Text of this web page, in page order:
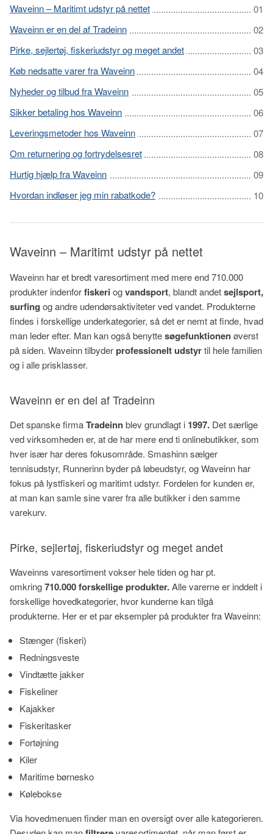
Waveinn – Maritimt udstyr på nettet
Waveinn er en del af Tradeinn
Pirke, sejlertøj, fiskeriudstyr og meget andet
Køb nedsatte varer fra Waveinn
Nyheder og tilbud fra Waveinn
Sikker betaling hos Waveinn
Leveringsmetoder hos Waveinn
Om returnering og fortrydelsesret
Hurtig hjælp fra Waveinn
Hvordan indløser jeg min rabatkode?
Waveinn – Maritimt udstyr på nettet
Waveinn har et bredt varesortiment med mere end 710.000
produkter indenforfiskeri ogvandsport, blandt andetsejlsport,
surfing og andre udendørsaktiviteter ved vandet. Produkterne
findes i forskellige underkategorier, så det er nemt at finde, hvad
man leder efter. Man kan også benyttesøgefunktionenøverst
på siden. Waveinn tilbyderprofessionelt udstyrtil hele familien
og i alle prisklasser.
Waveinn er en del af Tradeinn
Det spanske firmaTradeinnblev grundlagt i 1997. Det særlige
ved virksomheden er, at de har mere end ti onlinebutikker, som
hver især har deres fokusområde. Smashinn sælger
tennisudstyr, Runnerinn byder på løbeudstyr, og Waveinn har
fokus på lystfiskeri og maritimt udstyr. Fordelen for kunden er,
at man kan samle sine varer fra alle butikker i den samme
varekurv.
Pirke, sejlertøj, fiskeriudstyr og meget andet
Waveinns varesortiment vokser hele tiden og har pt.
omkring710.000 forskellige produkter.Alle varerne er inddelt i
forskellige hovedkategorier, hvor kunderne kan tilgå
produkterne. Her er et par eksempler på produkter fra Waveinn:
Stænger (fiskeri)
Redningsveste
Vindtætte jakker
Fiskeliner
Kajakker
Fiskeritasker
Fortøjning
Kiler
Maritime børnesko
Kølebokse
Via hovedmenuen finder man en oversigt over alle kategorieren.